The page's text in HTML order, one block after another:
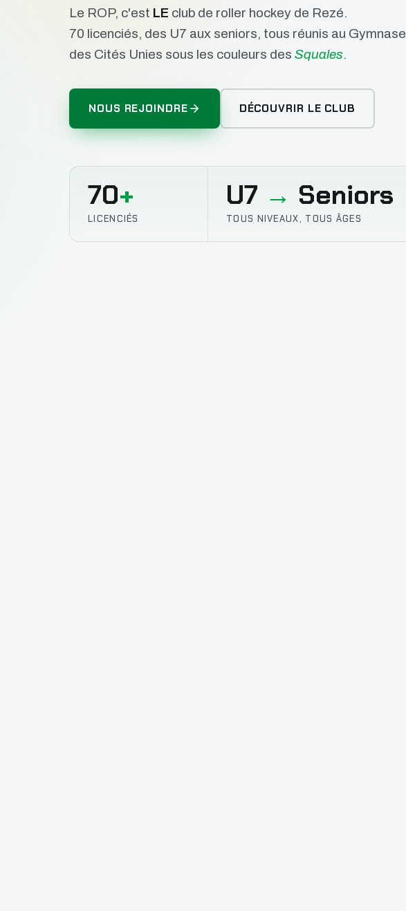
Le ROP, c'est LE club de roller hockey de Rezé.
70 licenciés, des U7 aux seniors, tous réunis au Gymnase
des Cités Unies sous les couleurs des Squales.
NOUS REJOINDRE DÉCOUVRIR LE CLUB
70+
LICENCIÉS
U7 → Seniors
TOUS NIVEAUX, TOUS ÂGES